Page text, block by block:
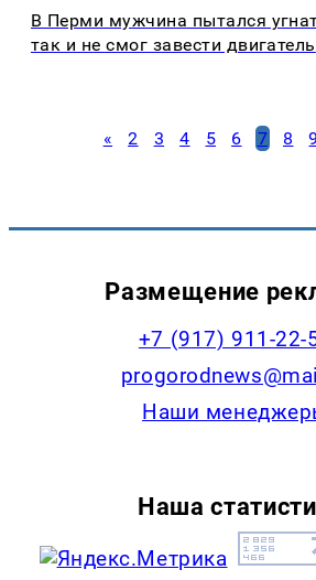
В Перми мужчина пытался
так и не смог завести двигатель
« 2 3 4 5 6 7 8 9
Размещение
+7 (917) 911-22-
Наши
Наша